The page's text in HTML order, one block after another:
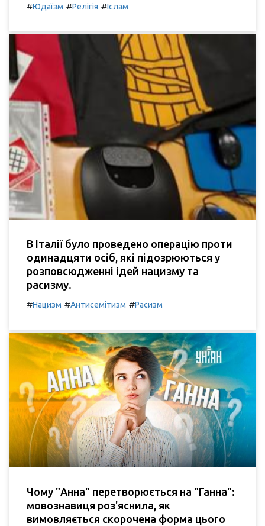
#Юдаїзм #Релігія #Іслам
В Італії було проведено операцію проти
одинадцяти осіб, які підозрюються у
розповсюдженні ідей нацизму та
расизму.
#Нацизм #Антисемітизм #Расизм
Чому "Анна" перетворюється на "Ганна":
мовознавиця роз'яснила, як
вимовляється скорочена форма цього